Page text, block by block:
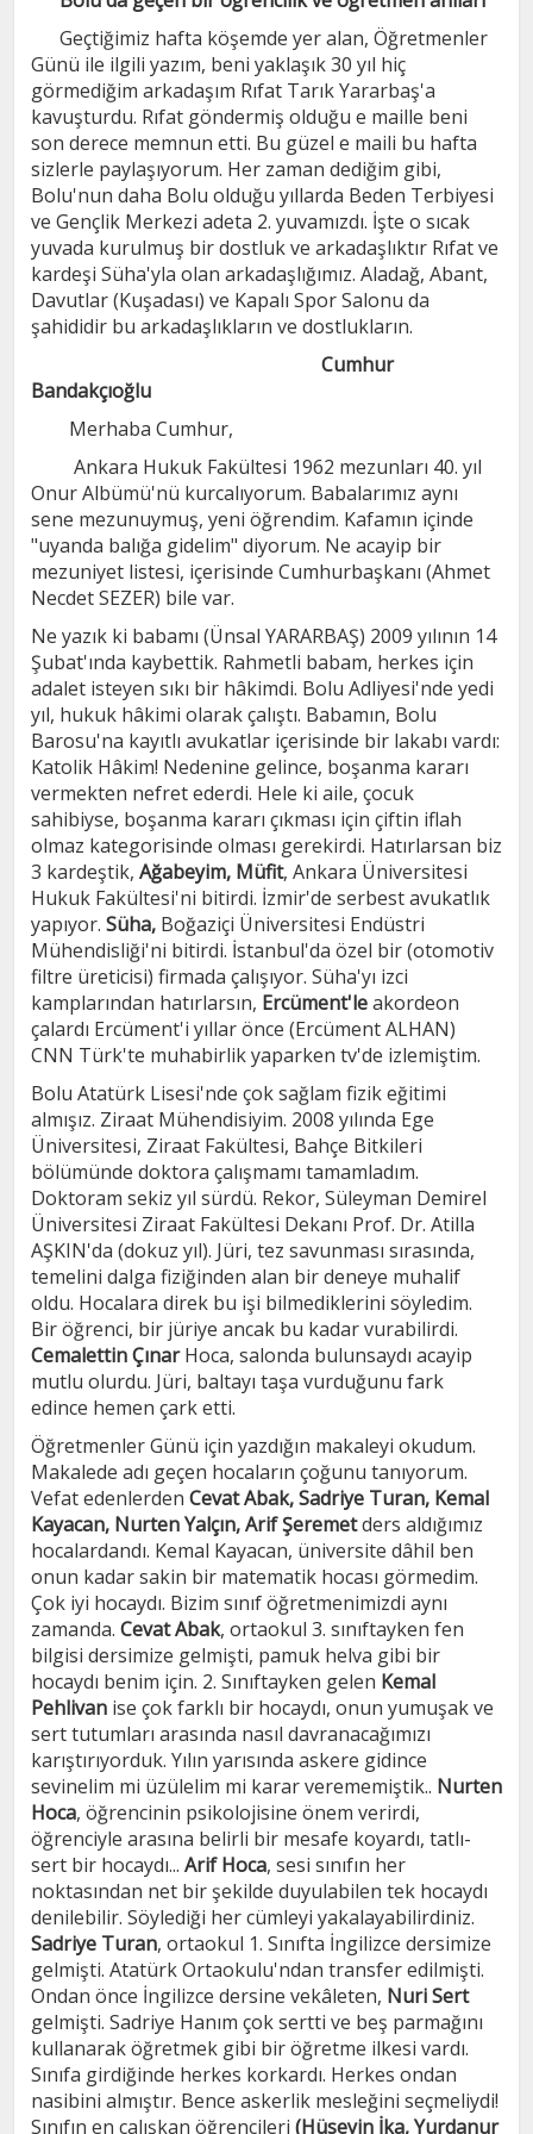
Geçtiğimiz hafta köşemde yer alan, Öğretmenler
Günü ile ilgili yazım, beni yaklaşık 30 yıl hiç
görmediğim arkadaşım Rıfat Tarık Yararbaş'a
kavuşturdu. Rıfat göndermiş olduğu e maille beni
son derece memnun etti. Bu güzel e maili bu hafta
sizlerle paylaşıyorum. Her zaman dediğim gibi,
Bolu'nun daha Bolu olduğu yıllarda Beden Terbiyesi
ve Gençlik Merkezi adeta 2. yuvamızdı. İşte o sıcak
yuvada kurulmuş bir dostluk ve arkadaşlıktır Rıfat ve
kardeşi Süha'yla olan arkadaşlığımız. Aladağ, Abant,
Davutlar (Kuşadası) ve Kapalı Spor Salonu da
şahididir bu arkadaşlıkların ve dostlukların.
Cumhur
Bandakçıoğlu
Merhaba Cumhur,
Ankara Hukuk Fakültesi 1962 mezunları 40. yıl
Onur Albümü'nü kurcalıyorum. Babalarımız aynı
sene mezunuymuş, yeni öğrendim. Kafamın içinde
"uyanda balığa gidelim" diyorum. Ne acayip bir
mezuniyet listesi, içerisinde Cumhurbaşkanı (Ahmet
Necdet SEZER) bile var.
Ne yazık ki babamı (Ünsal YARARBAŞ) 2009 yılının 14
Şubat'ında kaybettik. Rahmetli babam, herkes için
adalet isteyen sıkı bir hâkimdi. Bolu Adliyesi'nde yedi
yıl, hukuk hâkimi olarak çalıştı. Babamın, Bolu
Barosu'na kayıtlı avukatlar içerisinde bir lakabı vardı:
Katolik Hâkim! Nedenine gelince, boşanma kararı
vermekten nefret ederdi. Hele ki aile, çocuk
sahibiyse, boşanma kararı çıkması için çiftin iflah
olmaz kategorisinde olması gerekirdi. Hatırlarsan biz
3 kardeştik, Ağabeyim, Müfit, Ankara Üniversitesi
Hukuk Fakültesi'ni bitirdi. İzmir'de serbest avukatlık
yapıyor. Süha, Boğaziçi Üniversitesi Endüstri
Mühendisliği'ni bitirdi. İstanbul'da özel bir (otomotiv
filtre üreticisi) firmada çalışıyor. Süha'yı izci
kamplarından hatırlarsın, Ercüment'leakordeon
çalardı Ercüment'i yıllar önce (Ercüment ALHAN)
CNN Türk'te muhabirlik yaparken tv'de izlemiştim.
Bolu Atatürk Lisesi'nde çok sağlam fizik eğitimi
almışız. Ziraat Mühendisiyim. 2008 yılında Ege
Üniversitesi, Ziraat Fakültesi, Bahçe Bitkileri
bölümünde doktora çalışmamı tamamladım.
Doktoram sekiz yıl sürdü. Rekor, Süleyman Demirel
Üniversitesi Ziraat Fakültesi Dekanı Prof. Dr. Atilla
AŞKIN'da (dokuz yıl). Jüri, tez savunması sırasında,
temelini dalga fiziğinden alan bir deneye muhalif
oldu. Hocalara direk bu işi bilmediklerini söyledim.
Bir öğrenci, bir jüriye ancak bu kadar vurabilirdi.
Cemalettin ÇınarHoca, salonda bulunsaydı acayip
mutlu olurdu. Jüri, baltayı taşa vurduğunu fark
edince hemen çark etti.
Öğretmenler Günü için yazdığın makaleyi okudum.
Makalede adı geçen hocaların çoğunu tanıyorum.
Vefat edenlerden Cevat Abak, Sadriye Turan, Kemal
Kayacan, Nurten Yalçın, Arif Şeremetders aldığımız
hocalardandı. Kemal Kayacan, üniversite dâhil ben
onun kadar sakin bir matematik hocası görmedim.
Çok iyi hocaydı. Bizim sınıf öğretmenimizdi aynı
zamanda. Cevat Abak, ortaokul 3. sınıftayken fen
bilgisi dersimize gelmişti, pamuk helva gibi bir
hocaydı benim için. 2. Sınıftayken gelen Kemal
Pehlivan ise çok farklı bir hocaydı, onun yumuşak ve
sert tutumları arasında nasıl davranacağımızı
karıştırıyorduk. Yılın yarısında askere gidince
sevinelim mi üzülelim mi karar verememiştik.. Nurten
Hoca, öğrencinin psikolojisine önem verirdi,
öğrenciyle arasına belirli bir mesafe koyardı, tatlı-
sert bir hocaydı... Arif Hoca, sesi sınıfın her
noktasından net bir şekilde duyulabilen tek hocaydı
denilebilir. Söylediği her cümleyi yakalayabilirdiniz.
Sadriye Turan, ortaokul 1. Sınıfta İngilizce dersimize
gelmişti. Atatürk Ortaokulu'ndan transfer edilmişti.
Ondan önce İngilizce dersine vekâleten, Nuri Sert
gelmişti. Sadriye Hanım çok sertti ve beş parmağını
kullanarak öğretmek gibi bir öğretme ilkesi vardı.
Sınıfa girdiğinde herkes korkardı. Herkes ondan
nasibini almıştır. Bence askerlik mesleğini seçmeliydi!
Sınıfın en çalışkan öğrencileri (Hüseyin İka, Yurdanur